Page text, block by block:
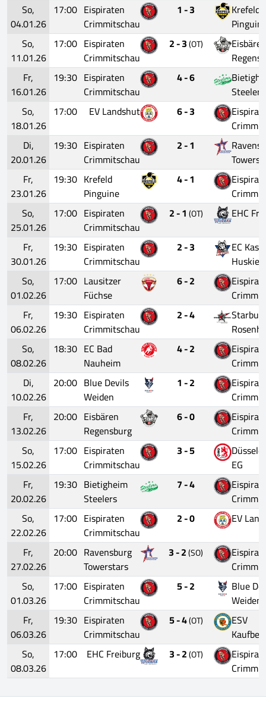
So,
04.01.26
17:00 Eispiraten
Crimmitschau
1 - 3
Krefeld
So,
11.01.26
17:00 Eispiraten
Crimmitschau
2 - 3(OT)
Eisbären
Fr,
16.01.26
19:30 Eispiraten
Crimmitschau
4 - 6
Steelers
So,
18.01.26
17:00 EV Landshut 6 - 3
Di,
20.01.26
19:30 Eispiraten
Crimmitschau
2 - 1
Fr,
23.01.26
19:30 Krefeld
Pinguine
4 - 1
So,
25.01.26
17:00 Eispiraten
Crimmitschau
2 - 1(OT)
EHC
Fr,
30.01.26
19:30 Eispiraten
Crimmitschau
2 - 3
EC
Huskies
So,
01.02.26
17:00 Lausitzer
Füchse
6 - 2
Fr,
06.02.26
19:30 Eispiraten
Crimmitschau
2 - 4
So,
08.02.26
18:30 EC Bad
Nauheim
4 - 2
Di,
10.02.26
20:00 Blue Devils
Weiden
1 - 2
Fr,
13.02.26
20:00 Eisbären
Regensburg
6 - 0
So,
15.02.26
17:00 Eispiraten
Crimmitschau
3 - 5
EG
Fr,
20.02.26
19:30 Bietigheim
Steelers
7 - 4
So,
22.02.26
17:00 Eispiraten
Crimmitschau
2 - 0
EV
Fr,
27.02.26
20:00 Ravensburg
Towerstars
3 - 2(SO)
So,
01.03.26
17:00 Eispiraten
Crimmitschau
5 - 2
Blue
Weiden
Fr,
06.03.26
19:30 Eispiraten
Crimmitschau
5 - 4(OT)
ESV
So,
08.03.26
17:00 EHC Freiburg 3 - 2(OT)